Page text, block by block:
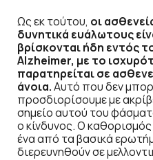
Ως εκ τούτου, οι
δυνητικά ευάλωτους
βρίσκονται ήδη εντός
Alzheimer, με το
παρατηρείται σε
άνοια.Αυτό που δεν
προσδιορίσουμε με
σημείο αυτού του
ο κίνδυνος. Ο
ένα από τα βασικά
διερευνηθούν σε